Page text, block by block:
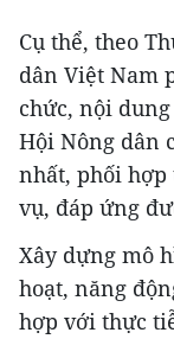
Cụ thể, theo
dân Việt Nam
chức, nội
Hội Nông dân
nhất, phối
vụ, đáp ứng
Xây dựng mô
hoạt, năng
hợp với thực